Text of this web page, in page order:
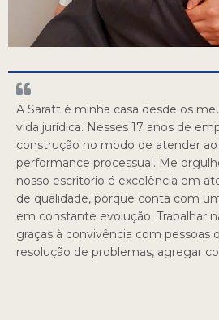
A Saratt é minha casa desde os
vida jurídica. Nesses 17 anos de
construção no modo de atender
performance processual. Me
nosso escritório é excelência em
de qualidade, porque conta com
em constante evolução. Trabalhar
graças à convivência com pessoas
resolução de problemas, agregar